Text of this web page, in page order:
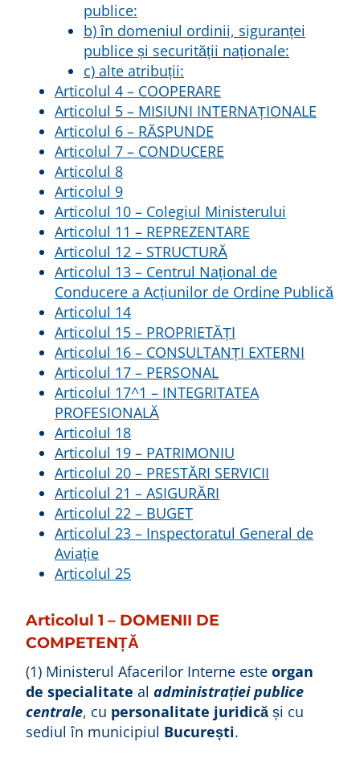
a
f
o
s
t
:
2
9
9
l
e
i
.
s
t
e
:
5
9
l
.
publice:
b) în domeniul ordinii, siguranței
publice și securității naționale:
c) alte atribuții:
Articolul 4 – COOPERARE
Articolul 5 – MISIUNI INTERNAȚIONALE
Articolul 6 – RĂSPUNDE
Articolul 7 – CONDUCERE
Articolul 8
Articolul 9
Articolul 10 – Colegiul Ministerului
Articolul 11 – REPREZENTARE
Articolul 12 – STRUCTURĂ
Articolul 13 – Centrul Național de
Conducere a Acțiunilor de Ordine Publică
Articolul 14
Articolul 15 – PROPRIETĂȚI
Articolul 16 – CONSULTANȚI EXTERNI
Articolul 17 – PERSONAL
Articolul 17^1 – INTEGRITATEA
PROFESIONALĂ
Articolul 18
Articolul 19 – PATRIMONIU
Articolul 20 – PRESTĂRI SERVICII
Articolul 21 – ASIGURĂRI
Articolul 22 – BUGET
Articolul 23 – Inspectoratul General de
Aviație
Articolul 25
Articolul 1 – DOMENII DE
COMPETENȚĂ
(1) Ministerul Afacerilor Interne este organ
de specialitate al administrației publice
centrale, cu personalitate juridică și cu
sediul în municipiul București.